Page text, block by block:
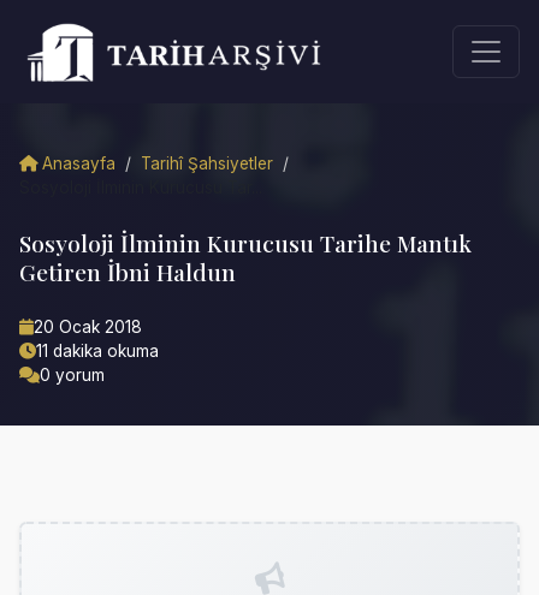
Anasayfa / Tarihî Şahsiyetler /
Sosyoloji İlminin Kurucusu Tarihe Mantık
Getiren İbni Haldun
20 Ocak 2018
11 dakika okuma
0 yorum